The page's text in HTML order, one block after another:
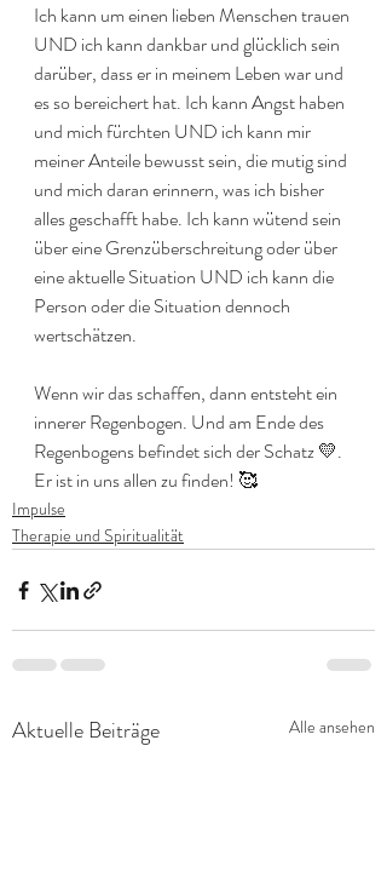
Ich kann um einen lieben Menschen trauen
UND ich kann dankbar und glücklich sein
darüber, dass er in meinem Leben war und
es so bereichert hat. Ich kann Angst haben
und mich fürchten UND ich kann mir
meiner Anteile bewusst sein, die mutig sind
und mich daran erinnern, was ich bisher
alles geschafft habe. Ich kann wütend sein
über eine Grenzüberschreitung oder über
eine aktuelle Situation UND ich kann die
Person oder die Situation dennoch
wertschätzen.
Wenn wir das schaffen, dann entsteht ein
innerer Regenbogen. Und am Ende des
Regenbogens befindet sich der Schatz 💛.
Er ist in uns allen zu finden! 🥰
Impulse
Therapie und Spiritualität
Aktuelle Beiträge Alle ansehen